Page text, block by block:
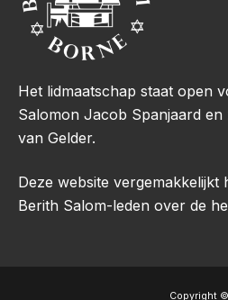
Het lidmaatschap staat open
Salomon Jacob Spanjaard
van Gelder.
Deze website vergemakkelijkt
Berith Salom-leden over de
Copyright ©